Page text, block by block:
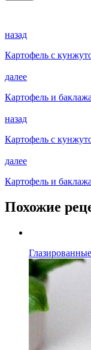
назад
Картофель с
далее
Картофель и
назад
Картофель с
далее
Картофель и
Похожие